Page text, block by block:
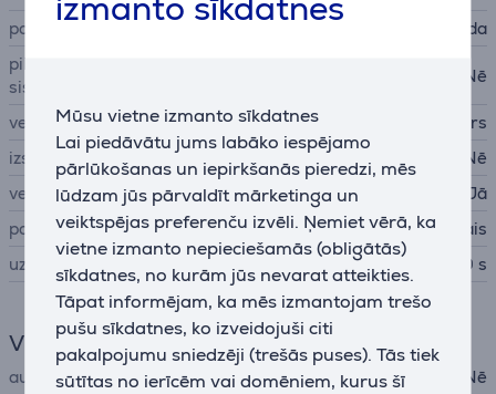
Mūsu vietne izmanto sīkdatnes
Lai piedāvātu jums labāko iespējamo
pārlūkošanas un iepirkšanās pieredzi, mēs
lūdzam jūs pārvaldīt mārketinga un
veiktspējas preferenču izvēli. Ņemiet vērā, ka
vietne izmanto nepieciešamās (obligātās)
sīkdatnes, no kurām jūs nevarat atteikties.
Tāpat informējam, ka mēs izmantojam trešo
pušu sīkdatnes, ko izveidojuši citi
pakalpojumu sniedzēji (trešās puses). Tās tiek
sūtītas no ierīcēm vai domēniem, kurus šī
pamats
nerūsējoša tērauda
pilēšanas apturēšanas
sistēma
Nē
veids
tvaika ģenerators
izsmidzināšana
Nē
vertikālā sistēma
Jā
papildu piederumi
drēbju pakaramais
uzsilšanas laiks
60 s
Vispārējais parametrs
automātiska izslēgšana
Nē